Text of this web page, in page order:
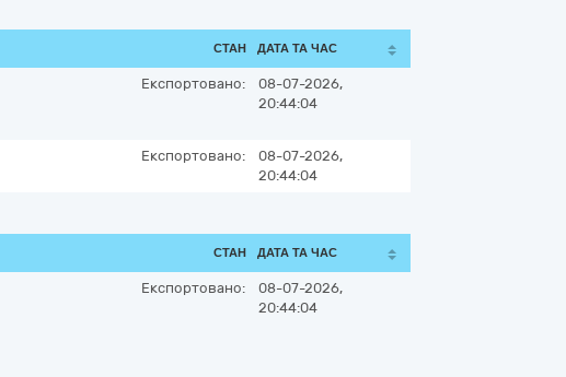
СТАН ДАТА ТА ЧАС
Експортовано:
08-07-2026,
20:44:04
Експортовано:
08-07-2026,
20:44:04
СТАН ДАТА ТА ЧАС
Експортовано:
08-07-2026,
20:44:04